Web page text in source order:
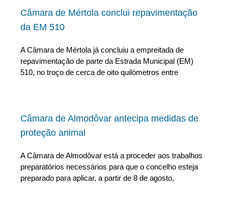
Câmara de Mértola conclui repavimentação
da EM 510
A Câmara de Mértola já concluiu a empreitada de
repavimentação de parte da Estrada Municipal (EM)
510, no troço de cerca de oito quilómetros entre
Câmara de Almodôvar antecipa medidas de
proteção animal
A Câmara de Almodôvar está a proceder aos trabalhos
preparatórios necessários para que o concelho esteja
preparado para aplicar, a partir de 8 de agosto,